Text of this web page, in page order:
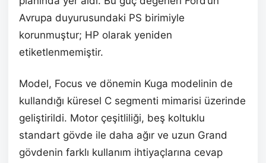
Avrupa duyurusundaki PS birimiyle
korunmuştur; HP olarak yeniden
etiketlenmemiştir.
Model, Focus ve dönemin Kuga modelinin de
kullandığı küresel C segmenti mimarisi üzerinde
geliştirildi. Motor çeşitliliği, beş koltuklu
standart gövde ile daha ağır ve uzun Grand
gövdenin farklı kullanım ihtiyaçlarına cevap